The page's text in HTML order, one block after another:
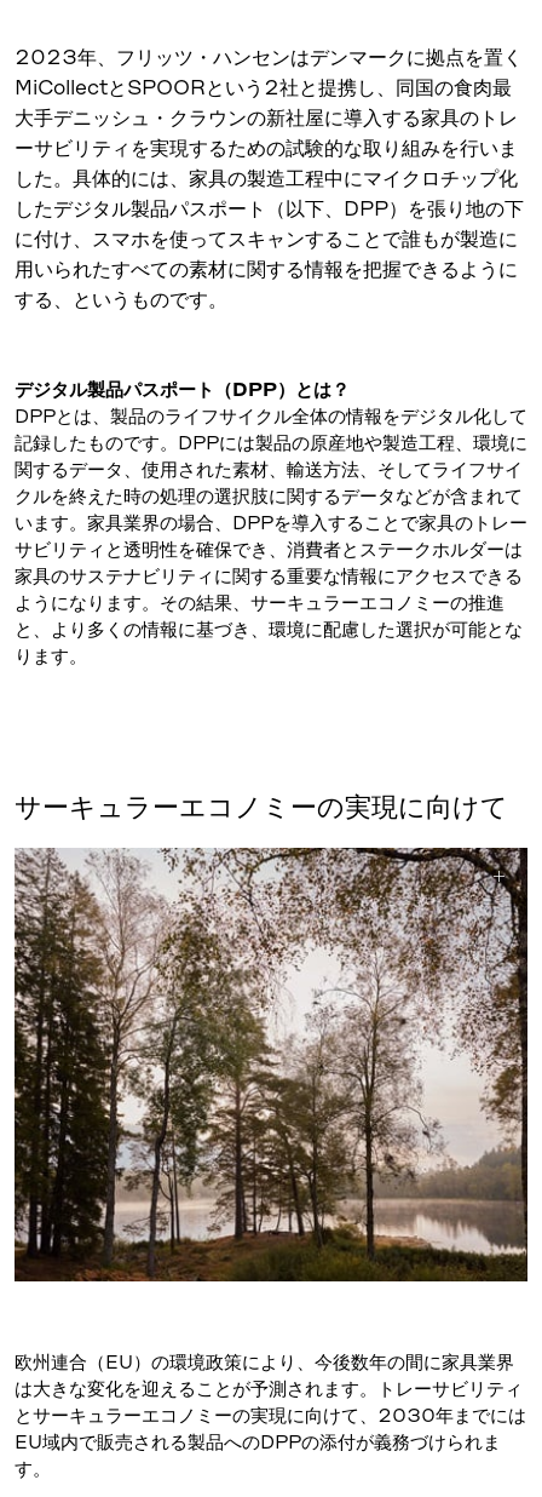
2023年、フリッツ・ハンセンはデンマークに拠点を置く
MiCollectとSPOORという2社と提携し、同国の食肉最
大手デニッシュ・クラウンの新社屋に導入する家具のトレ
ーサビリティを実現するための試験的な取り組みを行いま
した。具体的には、家具の製造工程中にマイクロチップ化
したデジタル製品パスポート（以下、DPP）を張り地の下
に付け、スマホを使ってスキャンすることで誰もが製造に
用いられたすべての素材に関する情報を把握できるように
する、というものです。
デジタル製品パスポート（DPP）とは？
DPPとは、製品のライフサイクル全体の情報をデジタル化して
記録したものです。DPPには製品の原産地や製造工程、環境に
関するデータ、使用された素材、輸送方法、そしてライフサイ
クルを終えた時の処理の選択肢に関するデータなどが含まれて
います。家具業界の場合、DPPを導入することで家具のトレー
サビリティと透明性を確保でき、消費者とステークホルダーは
家具のサステナビリティに関する重要な情報にアクセスできる
ようになります。その結果、サーキュラーエコノミーの推進
と、より多くの情報に基づき、環境に配慮した選択が可能とな
ります。
サーキュラーエコノミーの実現に向けて
欧州連合（EU）の環境政策により、今後数年の間に家具業界
は大きな変化を迎えることが予測されます。トレーサビリティ
とサーキュラーエコノミーの実現に向けて、2030年までには
EU域内で販売される製品へのDPPの添付が義務づけられま
す。